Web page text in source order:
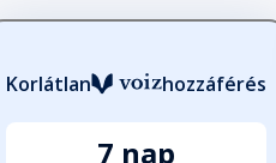
Korlátlan hozzáférés
7 nap